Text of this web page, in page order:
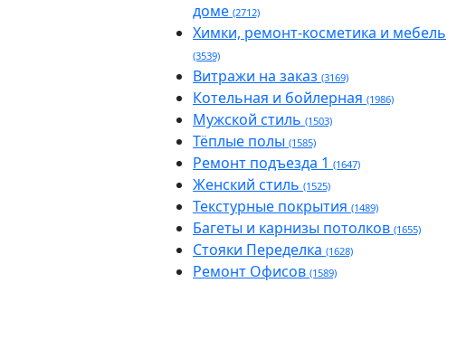
доме (2712)
Химки, ремонт-косметика и мебель
(3539)
Витражи на заказ (3169)
Котельная и бойлерная (1986)
Мужской стиль (1503)
Тёплые полы (1585)
Ремонт подъезда 1 (1647)
Женский стиль (1525)
Текстурные покрытия (1489)
Багеты и карнизы потолков (1655)
Стояки Переделка (1628)
Ремонт Офисов (1589)